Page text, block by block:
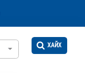
ХАЙХ